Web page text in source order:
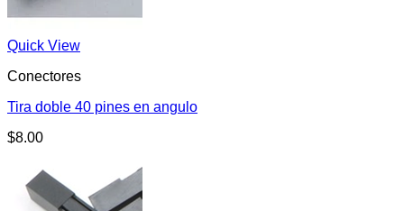
Quick View
Conectores
Tira doble 40 pines en angulo
$8.00